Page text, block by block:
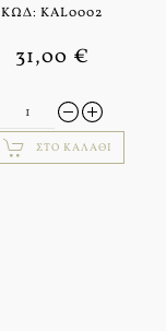
ΚΩΔ: KAL0002
31,00 €
ΣΤΟ ΚΑΛΆΘΙ